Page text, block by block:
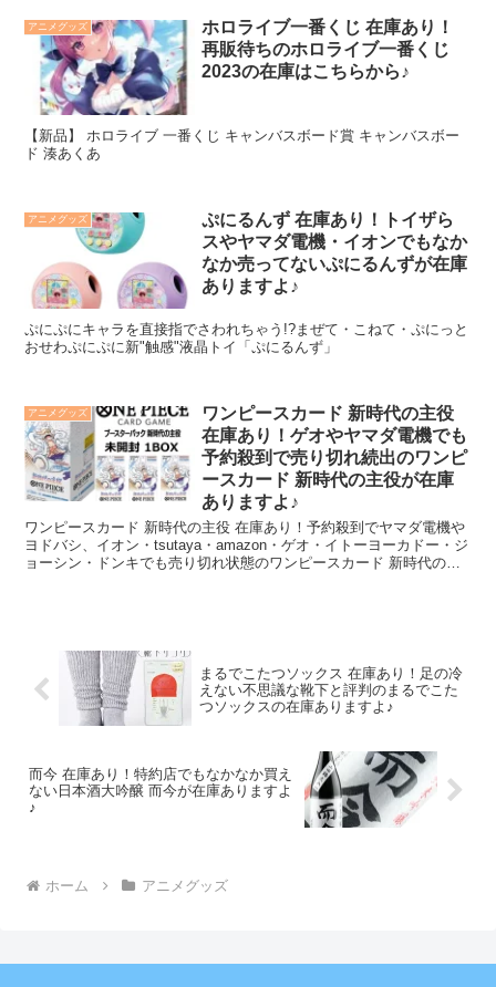
アニメグッズ
ホロライブ一番くじ 在庫あり！
再販待ちのホロライブ一番くじ
2023の在庫はこちらから♪
【新品】 ホロライブ 一番くじ キャンバスボード賞 キャンバスボー
ド 湊あくあ
アニメグッズ
ぷにるんず 在庫あり！トイザら
スやヤマダ電機・イオンでもなか
なか売ってないぷにるんずが在庫
ありますよ♪
ぷにぷにキャラを直接指でさわれちゃう!?まぜて・こねて・ぷにっと
おせわぷにぷに新"触感"液晶トイ「ぷにるんず」
アニメグッズ
ワンピースカード 新時代の主役
在庫あり！ゲオやヤマダ電機でも
予約殺到で売り切れ続出のワンピ
ースカード 新時代の主役が在庫
ありますよ♪
ワンピースカード 新時代の主役 在庫あり！予約殺到でヤマダ電機や
ヨドバシ、イオン・tsutaya・amazon・ゲオ・イトーヨーカドー・ジ
ョーシン・ドンキでも売り切れ状態のワンピースカード 新時代の主
まるでこたつソックス 在庫あり！足の冷
えない不思議な靴下と評判のまるでこた
つソックスの在庫ありますよ♪
而今 在庫あり！特約店でもなかなか買え
ない日本酒大吟醸 而今が在庫ありますよ
♪
ホーム アニメグッズ